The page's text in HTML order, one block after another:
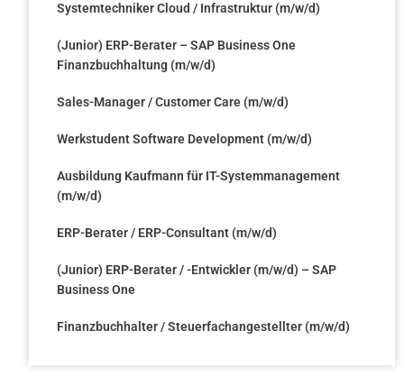
Systemtechniker Cloud / Infrastruktur (m/w/d)
(Junior) ERP-Berater – SAP Business One
Finanzbuchhaltung (m/w/d)
Sales-Manager / Customer Care (m/w/d)
Werkstudent Software Development (m/w/d)
Ausbildung Kaufmann für IT-Systemmanagement
(m/w/d)​
ERP-Berater / ERP-Consultant (m/w/d)
(Junior) ERP-Berater / -Entwickler (m/w/d) – SAP
Business One
Finanzbuchhalter / Steuerfachangestellter (m/w/d)